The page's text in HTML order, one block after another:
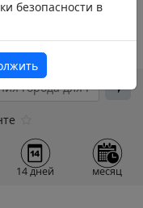
14 дней месяц
безопасности в